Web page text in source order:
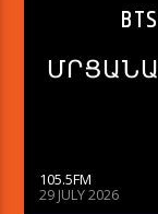
105.5FM
29 JULY 2026